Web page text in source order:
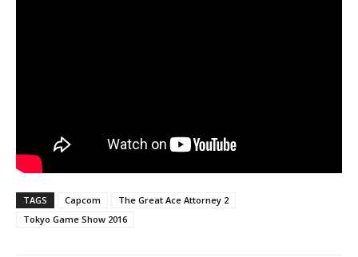
TAGS Capcom
The Great Ace Attorney 2
Tokyo Game Show 2016